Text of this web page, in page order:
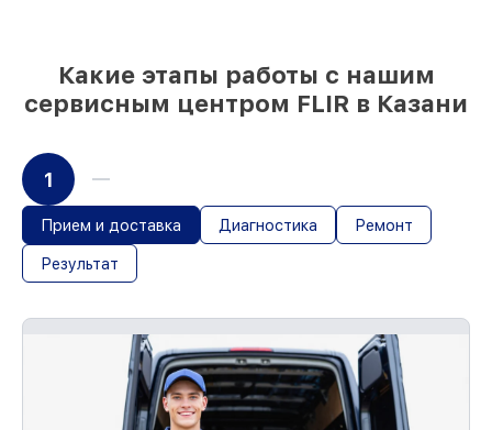
Какие этапы работы с нашим
сервисным центром FLIR в Казани
1
Прием и доставка Диагностика Ремонт
Результат